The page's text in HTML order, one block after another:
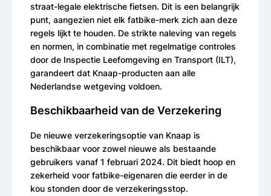
straat-legale elektrische fietsen. Dit is een belangrijk
punt, aangezien niet elk fatbike-merk zich aan deze
regels lijkt te houden. De strikte naleving van regels
en normen, in combinatie met regelmatige controles
door de Inspectie Leefomgeving en Transport (ILT),
garandeert dat Knaap-producten aan alle
Nederlandse wetgeving voldoen.
Beschikbaarheid van de Verzekering
De nieuwe verzekeringsoptie van Knaap is
beschikbaar voor zowel nieuwe als bestaande
gebruikers vanaf 1 februari 2024. Dit biedt hoop en
zekerheid voor fatbike-eigenaren die eerder in de
kou stonden door de verzekeringsstop.